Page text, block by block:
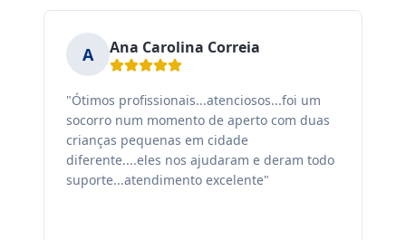
A Ana Carolina Correia
"Ótimos profissionais...atenciosos...foi um
socorro num momento de aperto com duas
crianças pequenas em cidade
diferente....eles nos ajudaram e deram todo
suporte...atendimento excelente"